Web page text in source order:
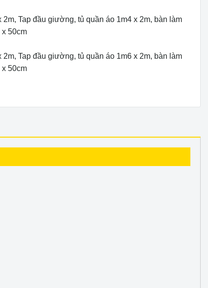
Tap đầu giường, tủ quần áo 1m4 x 2m, bàn làm
50cm
Tap đầu giường, tủ quần áo 1m6 x 2m, bàn làm
50cm